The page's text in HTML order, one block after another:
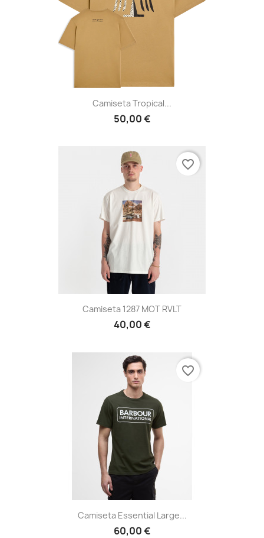
Camiseta Tropical...
50,00 €
Camiseta 1287 MOT RVLT
40,00 €
favorite_border
Camiseta Essential Large...
60,00 €
favorite_border